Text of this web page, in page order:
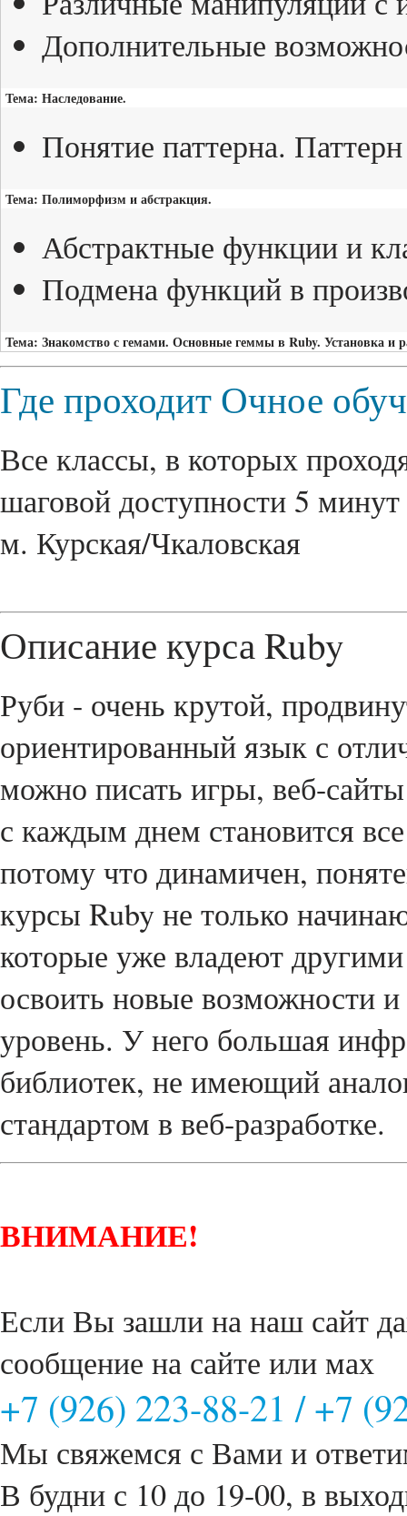
Дополнительные
Тема: Наследование.
Понятие паттерна.
Тема: Полиморфизм и абстракция.
Абстрактные функции и
Подмена функций в
Тема: Знакомство с гемами. Основные геммы в Ruby. Установка и
Где проходит Очное
Все классы, в которых
шаговой доступности 5
м. Курская/Чкаловская
Описание курса Ruby
Руби - очень крутой,
ориентированный язык с
можно писать игры, веб-
с каждым днем становится
потому что динамичен,
курсы Ruby не только
которые уже владеют
освоить новые возможности
уровень. У него большая
библиотек, не имеющий
стандартом в веб-разработке.
ВНИМАНИЕ!
Если Вы зашли на наш сайт
сообщение на сайте или мах
+7 (926) 223-88-21 /+7
Мы свяжемся с Вами и
В будни с 10 до 19-00, в